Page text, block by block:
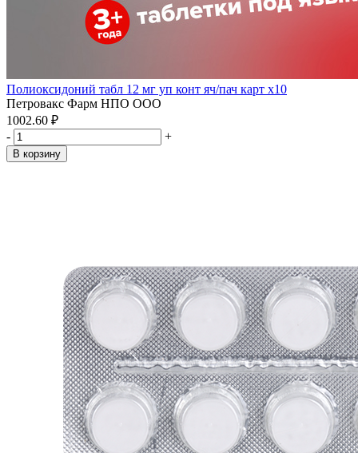
Полиоксидоний табл 12 мг уп конт яч/пач карт x10
Петровакс Фарм НПО ООО
1002.60 ₽
-
+
В корзину